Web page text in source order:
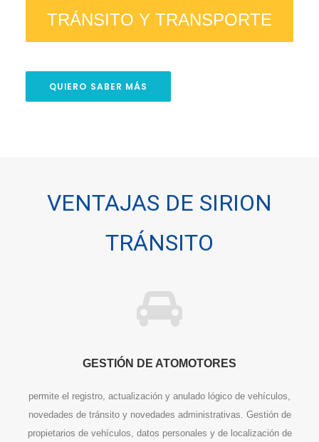
TRÁNSITO Y TRANSPORTE
QUIERO SABER MÁS
VENTAJAS DE SIRION
TRÁNSITO
GESTIÓN DE ATOMOTORES
permite el registro, actualización y anulado lógico de vehículos,
novedades de tránsito y novedades administrativas. Gestión de
propietarios de vehículos, datos personales y de localización de